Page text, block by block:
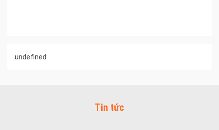
undefined
Tin tức